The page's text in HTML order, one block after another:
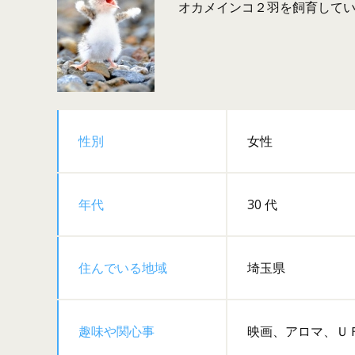
オカメインコ２羽を飼育してい
性別 女性
年代 30 代
住んでいる地域 埼玉県
趣味や関心事 映画、アロマ、Ｕ